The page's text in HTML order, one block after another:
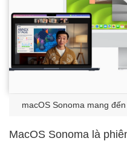
macOS Sonoma mang
MacOS Sonoma là